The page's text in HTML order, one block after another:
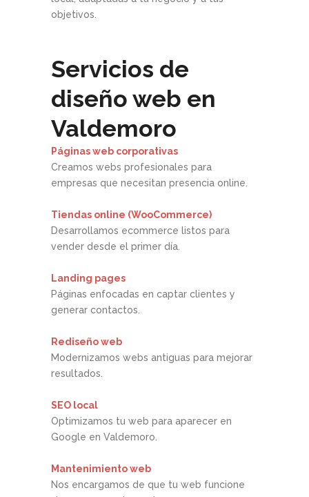
objetivos.
Servicios de
diseño web en
Valdemoro
Páginas web corporativas
Creamos webs profesionales para
empresas que necesitan presencia online.
Tiendas online (WooCommerce)
Desarrollamos ecommerce listos para
vender desde el primer día.
Landing pages
Páginas enfocadas en captar clientes y
generar contactos.
Rediseño web
Modernizamos webs antiguas para mejorar
resultados.
SEO local
Optimizamos tu web para aparecer en
Google en Valdemoro.
Mantenimiento web
Nos encargamos de que tu web funcione